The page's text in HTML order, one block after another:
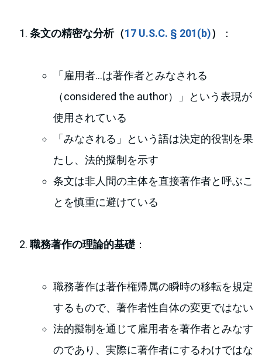
条文の精密な分析（17 U.S.C. § 201(b)） ：
「雇用者…は著作者とみなされる
（considered the author）」という表現が
使用されている
「みなされる」という語は決定的役割を果
たし、法的擬制を示す
条文は非人間の主体を直接著作者と呼ぶこ
とを慎重に避けている
職務著作の理論的基礎 ：
職務著作は著作権帰属の瞬時の移転を規定
するもので、著作者性自体の変更ではない
法的擬制を通じて雇用者を著作者とみなす
のであり、実際に著作者にするわけではな